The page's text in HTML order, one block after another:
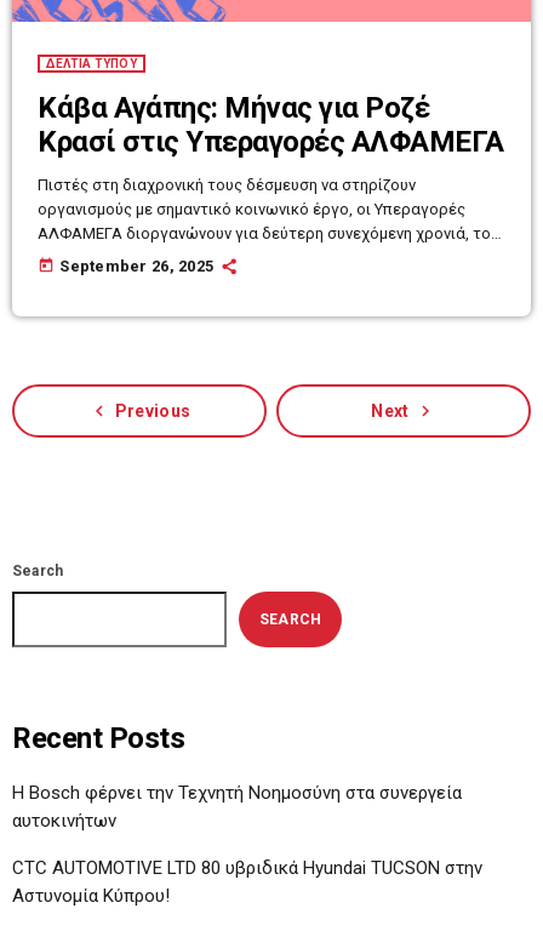
ΔΕΛΤΙΑ ΤΥΠΟΥ
Κάβα Αγάπης: Μήνας για Ροζέ
Κρασί στις Υπεραγορές ΑΛΦΑΜΕΓΑ
Πιστές στη διαχρονική τους δέσμευση να στηρίζουν
οργανισμούς με σημαντικό κοινωνικό έργο, οι Υπεραγορές
ΑΛΦΑΜΕΓΑ διοργανώνουν για δεύτερη συνεχόμενη χρονιά, τον
Μήνα Ροζέ Κρασιού, στα καταστήματά τους σε ολόκληρη την
Κύπρο. Από τις 25 Σεπτεμβρίου έως και τις 29 Οκτωβρίου 2025,
today September 26, 2025
navigate_before Previous Next navigate_next
Search
SEARCH
Recent Posts
Η Bosch φέρνει την Τεχνητή Νοημοσύνη στα συνεργεία
αυτοκινήτων
CTC AUTOMOTIVE LTD 80 υβριδικά Hyundai TUCSON στην
Αστυνομία Κύπρου!